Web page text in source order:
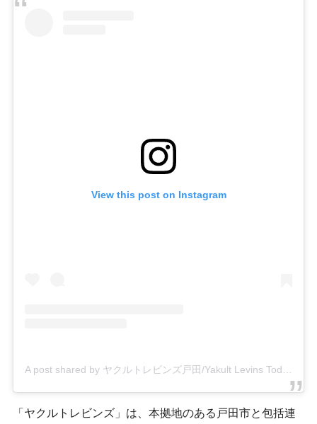
View this post on Instagram
A post shared by ヤクルトレビンズ戸田/Yakult Levins Toda【公式】 (@yakultlevinstoda)
「ヤクルトレビンズ」は、本拠地のある戸田市と包括連